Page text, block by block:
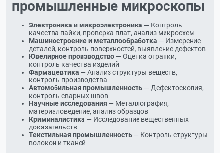
промышленные микроскопы
Электроника и микроэлектроника — Контроль
качества пайки, проверка плат, анализ микросхем
Машиностроение и металлообработка — Измерение
деталей, контроль поверхностей, выявление дефектов
Ювелирное производство — Оценка огранки,
контроль качества изделий
Фармацевтика — Анализ структуры веществ,
контроль производства
Автомобильная промышленность — Дефектоскопия,
контроль сварных швов
Научные исследования — Металлография,
материаловедение, анализ образцов
Криминалистика — Исследование вещественных
доказательств
Текстильная промышленность — Контроль структуры
волокон и тканей